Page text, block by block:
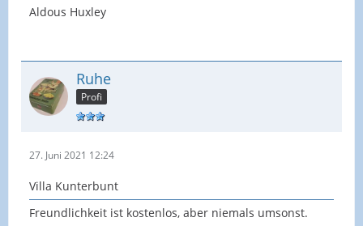
Aldous Huxley
Ruhe
Profi
27. Juni 2021 12:24
Villa Kunterbunt
Freundlichkeit ist kostenlos, aber niemals umsonst.